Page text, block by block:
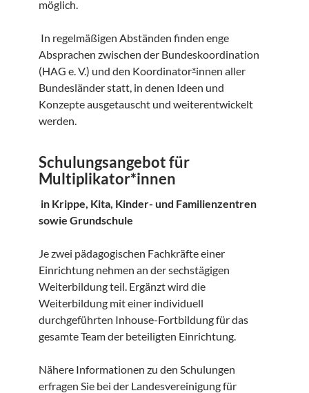
möglich.
In regelmäßigen Abständen finden enge
Absprachen zwischen der Bundeskoordination
(HAG e. V.) und den Koordinator*innen aller
Bundesländer statt, in denen Ideen und
Konzepte ausgetauscht und weiterentwickelt
werden.
Schulungsangebot für
Multiplikator*innen
in Krippe, Kita, Kinder- und Familienzentren
sowie Grundschule
Je zwei pädagogischen Fachkräfte einer
Einrichtung nehmen an der sechstägigen
Weiterbildung teil. Ergänzt wird die
Weiterbildung mit einer individuell
durchgeführten Inhouse-Fortbildung für das
gesamte Team der beteiligten Einrichtung.
Nähere Informationen zu den Schulungen
erfragen Sie bei der Landesvereinigung für